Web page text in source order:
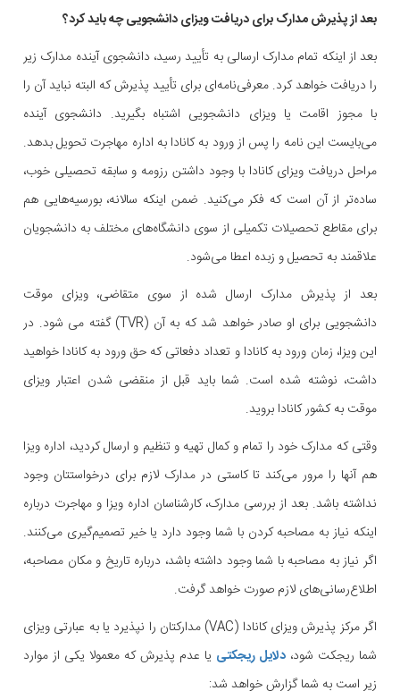
بعد از پذیرش مدارک برای دریافت ویزای دانشجویی چه باید کرد؟
بعد از اینکه تمام مدارک ارسالی به تأیید رسید، دانشجوی آینده مدارک زیر
را دریافت خواهد کرد. معرفی‌نامه‌ای برای تأیید پذیرش که البته نباید آن را
با مجوز اقامت یا ویزای دانشجویی اشتباه بگیرید. دانشجوی آینده
می‌بایست این نامه را پس از ورود به کانادا به اداره مهاجرت تحویل بدهد.
مراحل دریافت ویزای کانادا با وجود داشتن رزومه و سابقه تحصیلی خوب،
ساده‌تر از آن است که فکر می‌کنید. ضمن اینکه سالانه، بورسیه‌هایی هم
برای مقاطع تحصیلات تکمیلی از سوی دانشگاه‌های مختلف به دانشجویان
علاقمند به تحصیل و زبده اعطا می‌شود.
بعد از پذیرش مدارک ارسال شده از سوی متقاضی، ویزای موقت
دانشجویی برای او صادر خواهد شد که به آن (TVR) گفته می شود. در
این ویزا، زمان ورود به کانادا و تعداد دفعاتی که حق ورود به کانادا خواهید
داشت، نوشته شده است. شما باید قبل از منقضی شدن اعتبار ویزای
موقت به کشور کانادا بروید.
وقتی که مدارک خود را تمام و کمال تهیه و تنظیم و ارسال کردید، اداره ویزا
هم آنها را مرور می‌کند تا کاستی در مدارک لازم برای درخواستتان وجود
نداشته باشد. بعد از بررسی مدارک، کارشناسان اداره ویزا و مهاجرت درباره
اینکه نیاز به مصاحبه کردن با شما وجود دارد یا خیر تصمیم‌گیری می‌کنند.
اگر نیاز به مصاحبه با شما وجود داشته باشد، درباره تاریخ و مکان مصاحبه،
اطلاع‌رسانی‌های لازم صورت خواهد گرفت.
اگر مرکز پذیرش ویزای کانادا (VAC) مدارکتان را نپذیرد یا به عبارتی ویزای
شما ریجکت شود، دلایل ریجکتی یا عدم پذیرش که معمولا یکی از موارد
زیر است به شما گزارش خواهد شد: